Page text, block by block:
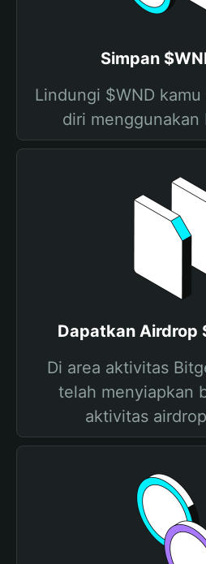
Simpan
Lindungi $WND
diri menggunakan
Dapatkan Airdrop
Di area aktivitas
telah menyiapkan
aktivitas